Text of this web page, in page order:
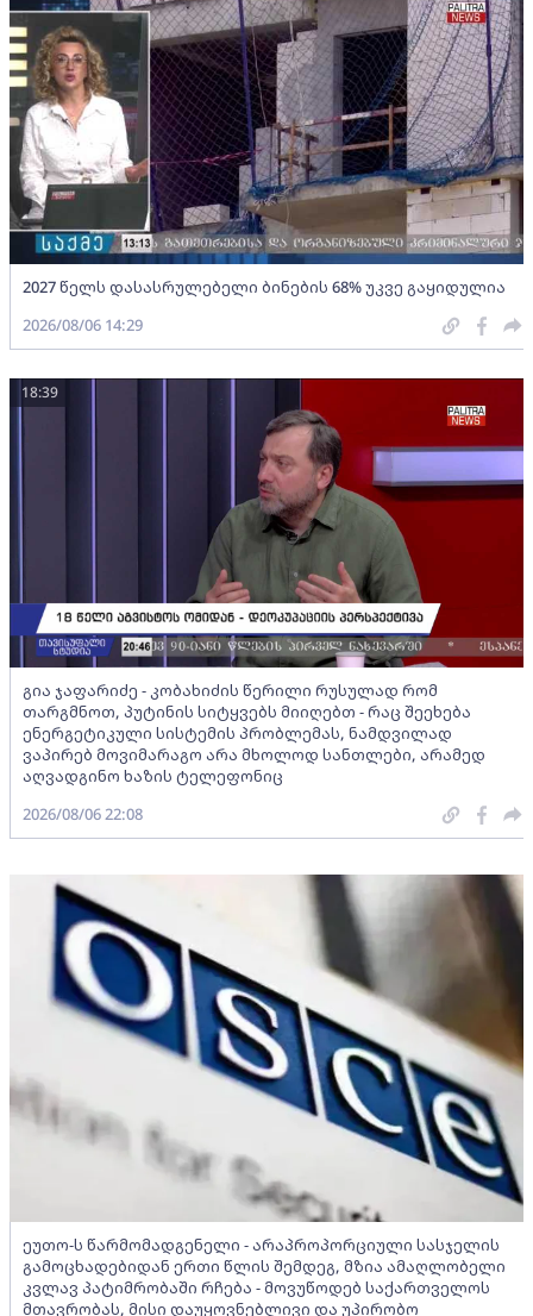
2027 წელს დასასრულებელი ბინების 68% უკვე გაყიდულია
2026/08/06 14:29
გია ჯაფარიძე - კობახიძის წერილი რუსულად რომ
თარგმნოთ, პუტინის სიტყვებს მიიღებთ - რაც შეეხება
ენერგეტიკული სისტემის პრობლემას, ნამდვილად
ვაპირებ მოვიმარაგო არა მხოლოდ სანთლები, არამედ
აღვადგინო ხაზის ტელეფონიც
18:39
2026/08/06 22:08
ეუთო-ს წარმომადგენელი - არაპროპორციული სასჯელის
გამოცხადებიდან ერთი წლის შემდეგ, მზია ამაღლობელი
კვლავ პატიმრობაში რჩება - მოვუწოდებ საქართველოს
მთავრობას, მისი დაუყოვნებლივი და უპირობო